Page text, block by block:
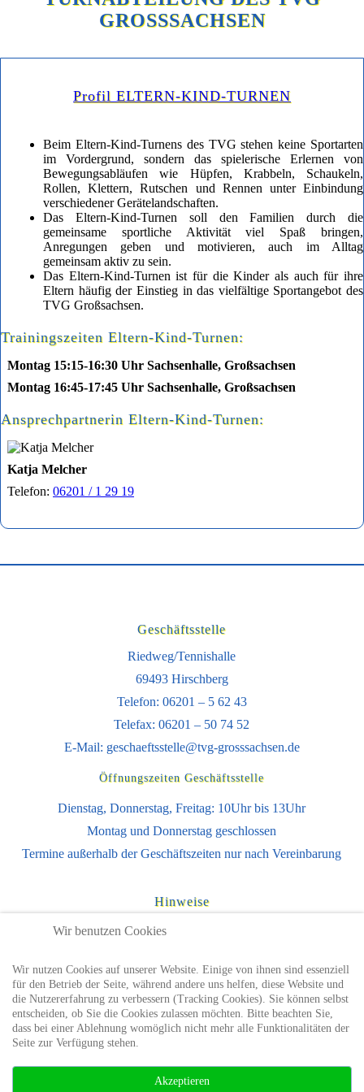
GROSSSACHSEN
Profil ELTERN-KIND-TURNEN
Beim Eltern-Kind-Turnens des TVG stehen keine Sportarten
im Vordergrund, sondern das spielerische Erlernen von
Bewegungsabläufen wie Hüpfen, Krabbeln, Schaukeln,
Rollen, Klettern, Rutschen und Rennen unter Einbindung
verschiedener Gerätelandschaften.
Das Eltern-Kind-Turnen soll den Familien durch die
gemeinsame sportliche Aktivität viel Spaß bringen,
Anregungen geben und motivieren, auch im Alltag
gemeinsam aktiv zu sein.
Das Eltern-Kind-Turnen ist für die Kinder als auch für ihre
Eltern häufig der Einstieg in das vielfältige Sportangebot des
TVG Großsachsen.
Trainingszeiten Eltern-Kind-Turnen:
Montag 15:15-16:30 Uhr Sachsenhalle, Großsachsen
Montag 16:45-17:45 Uhr Sachsenhalle, Großsachsen
Ansprechpartnerin Eltern-Kind-Turnen:
Katja Melcher
Telefon: 06201 / 1 29 19
Geschäftsstelle
Riedweg/Tennishalle
69493 Hirschberg
Telefon: 06201 – 5 62 43
Telefax: 06201 – 50 74 52
E-Mail: geschaeftsstelle@tvg-grosssachsen.de
Öffnungszeiten Geschäftsstelle
Dienstag, Donnerstag, Freitag: 10Uhr bis 13Uhr
Montag und Donnerstag geschlossen
Termine außerhalb der Geschäftszeiten nur nach Vereinbarung
Hinweise
Impressum
Nutzungsbedingungen
Sie finden uns auch auf
Wir benutzen Cookies
Wir nutzen Cookies auf unserer Website. Einige von ihnen sind essenziell
für den Betrieb der Seite, während andere uns helfen, diese Website und
die Nutzererfahrung zu verbessern (Tracking Cookies). Sie können selbst
entscheiden, ob Sie die Cookies zulassen möchten. Bitte beachten Sie,
dass bei einer Ablehnung womöglich nicht mehr alle Funktionalitäten der
Seite zur Verfügung stehen.
Akzeptieren